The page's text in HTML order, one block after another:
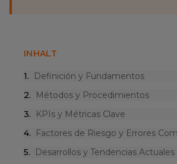
INHALT
1.
Definición y Fundamentos
2.
Métodos y Procedimientos
3.
KPIs y Métricas Clave
4.
Factores de Riesgo y Errores
5.
Desarrollos y Tendencias Actuales